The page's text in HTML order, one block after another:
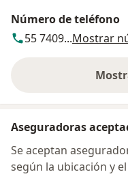
Número de teléfono
55 7409...Mostrar
Aseguradoras
Se aceptan
según la ubicación y